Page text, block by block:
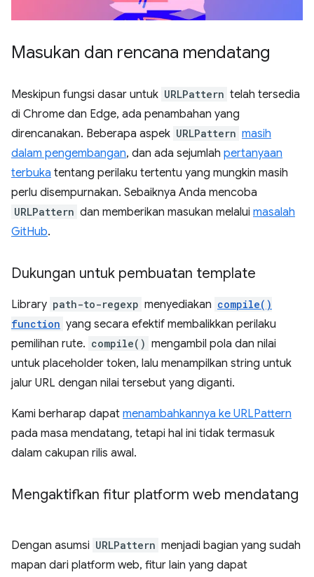
Masukan dan rencana mendatang
Meskipun fungsi dasar untuk URLPattern telah tersedia
di Chrome dan Edge, ada penambahan yang
direncanakan. Beberapa aspek URLPattern masih
dalam pengembangan, dan ada sejumlah pertanyaan
terbuka tentang perilaku tertentu yang mungkin masih
perlu disempurnakan. Sebaiknya Anda mencoba
URLPattern dan memberikan masukan melalui masalah
GitHub.
Dukungan untuk pembuatan template
Library path-to-regexp menyediakan compile()
function yang secara efektif membalikkan perilaku
pemilihan rute. compile() mengambil pola dan nilai
untuk placeholder token, lalu menampilkan string untuk
jalur URL dengan nilai tersebut yang diganti.
Kami berharap dapat menambahkannya ke URLPattern
pada masa mendatang, tetapi hal ini tidak termasuk
dalam cakupan rilis awal.
Mengaktifkan fitur platform web mendatang
Dengan asumsi URLPattern menjadi bagian yang sudah
mapan dari platform web, fitur lain yang dapat